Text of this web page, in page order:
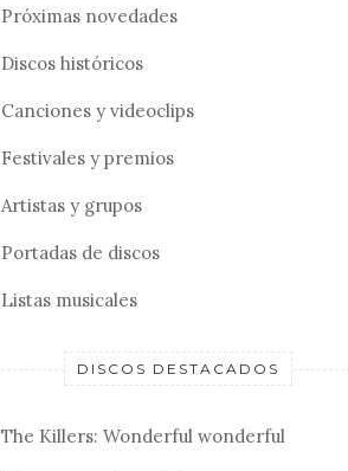
Próximas novedades
Discos históricos
Canciones y videoclips
Festivales y premios
Artistas y grupos
Portadas de discos
Listas musicales
DISCOS DESTACADOS
The Killers: Wonderful wonderful